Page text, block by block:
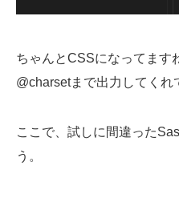
ちゃんとCSSになってます
@charsetまで出力してくれ
ここで、試しに間違った
う。